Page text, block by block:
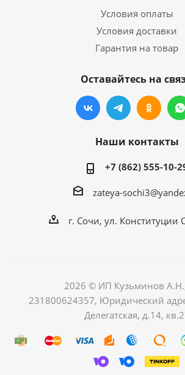
Условия оплаты
Условия доставки
Гарантия на товар
Оставайтесь на
Наши контакты
+7 (862) 555-10-
zateya-
г. Сочи, ул. Конституции
2026 © ИП Кузьминов
231800624357, Юридический
Делегатская, д.14,